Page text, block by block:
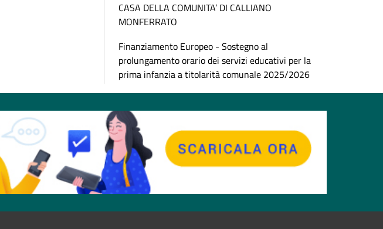
CASA DELLA COMUNITA’ DI CALLIANO
MONFERRATO
Finanziamento Europeo - Sostegno al
prolungamento orario dei servizi educativi per la
prima infanzia a titolarità comunale 2025/2026